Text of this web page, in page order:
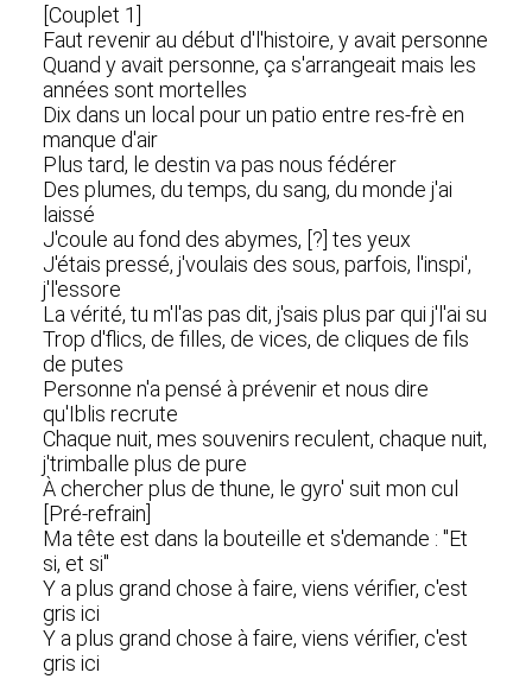
[Couplet 1]
Faut revenir au début d'l'histoire, y avait personne
Quand y avait personne, ça s'arrangeait mais les
années sont mortelles
Dix dans un local pour un patio entre res-frè en
manque d'air
Plus tard, le destin va pas nous fédérer
Des plumes, du temps, du sang, du monde j'ai
laissé
J'coule au fond des abymes, [?] tes yeux
J'étais pressé, j'voulais des sous, parfois, l'inspi',
j'l'essore
La vérité, tu m'l'as pas dit, j'sais plus par qui j'l'ai su
Trop d'flics, de filles, de vices, de cliques de fils
de putes
Pеrsonne n'a pensé à prévenir еt nous dire
qu'Iblis recrute
Chaque nuit, mes souvenirs reculent, chaque nuit,
j'trimballe plus de pure
À chercher plus de thune, le gyro' suit mon cul
[Pré-refrain]
Ma tête est dans la bouteille et s'demande : "Et
si, et si"
Y a plus grand chose à faire, viens vérifier, c'est
gris ici
Y a plus grand chose à faire, viens vérifier, c'est
gris ici